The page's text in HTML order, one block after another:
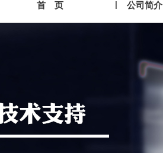
首 页 公司简介